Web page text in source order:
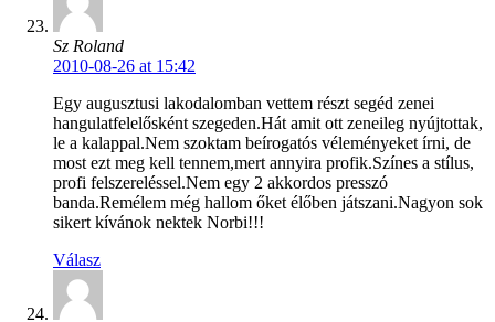
Sz Roland
2010-08-26 at 15:42
Egy augusztusi lakodalomban vettem részt segéd zenei
hangulatfelelősként szegeden.Hát amit ott zeneileg nyújtottak,
le a kalappal.Nem szoktam beírogatós véleményeket írni, de
most ezt meg kell tennem,mert annyira profik.Színes a stílus,
profi felszereléssel.Nem egy 2 akkordos presszó
banda.Remélem még hallom őket élőben játszani.Nagyon sok
sikert kívánok nektek Norbi!!!
Válasz